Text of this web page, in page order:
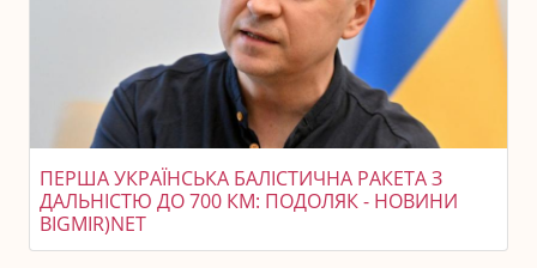
ПЕРША УКРАЇНСЬКА БАЛІСТИЧНА РАКЕТА З
ДАЛЬНІСТЮ ДО 700 КМ: ПОДОЛЯК - НОВИНИ
BIGMIR)NET